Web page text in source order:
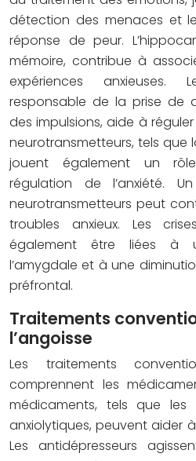
détection des menaces et
réponse de peur.
mémoire, contribue à
expériences anxieuses.
responsable de la prise de
des impulsions, aide à
neurotransmetteurs, tels que
jouent également un
régulation de l’anxiété.
neurotransmetteurs peut
troubles anxieux. Les
également être liées à
l’amygdale et à une
préfrontal.
Traitements
l’angoisse
Les traitements
comprennent les
médicaments, tels que les
anxiolytiques, peuvent aider
Les antidépresseurs